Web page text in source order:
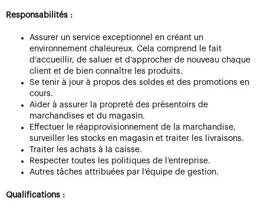
Responsabilités :
Assurer un service exceptionnel en créant un
environnement chaleureux. Cela comprend le fait
d’accueillir, de saluer et d’approcher de nouveau chaque
client et de bien connaître les produits.
Se tenir à jour à propos des soldes et des promotions en
cours.
Aider à assurer la propreté des présentoirs de
marchandises et du magasin.
Effectuer le réapprovisionnement de la marchandise,
surveiller les stocks en magasin et traiter les livraisons.
Traiter les achats à la caisse.
Respecter toutes les politiques de l’entreprise.
Autres tâches attribuées par l’équipe de gestion.
Qualifications :